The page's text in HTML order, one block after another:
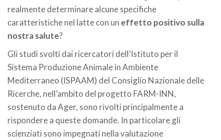
realmente determinare alcune specifiche
caratteristiche nel latte con un effetto positivo sulla
nostra salute?
Gli studi svolti dai ricercatori dell’Istituto per il
Sistema Produzione Animale in Ambiente
Mediterraneo (ISPAAM) del Consiglio Nazionale delle
Ricerche, nell’ambito del progetto FARM-INN,
sostenuto da Ager, sono rivolti principalmente a
rispondere a queste domande. In particolare gli
scienziati sono impegnati nella valutazione